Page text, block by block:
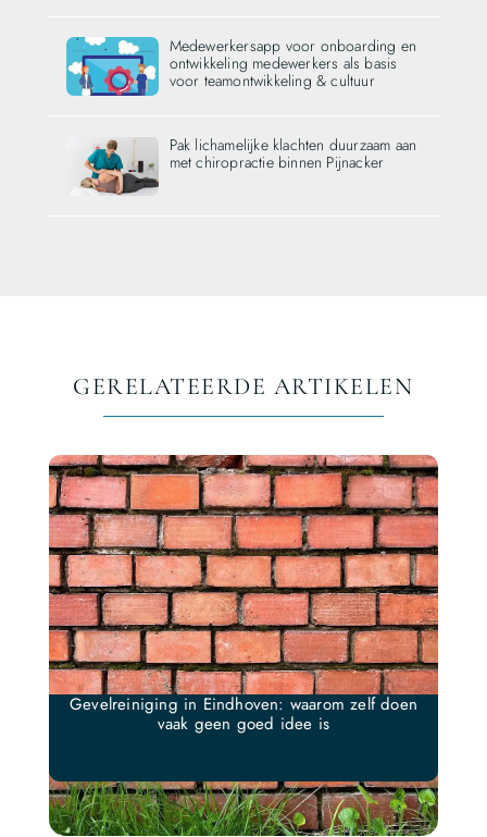
Medewerkersapp voor onboarding en
ontwikkeling medewerkers als basis
voor teamontwikkeling & cultuur
Pak lichamelijke klachten duurzaam aan
met chiropractie binnen Pijnacker
GERELATEERDE ARTIKELEN
Gevelreiniging in Eindhoven: waarom zelf doen
vaak geen goed idee is